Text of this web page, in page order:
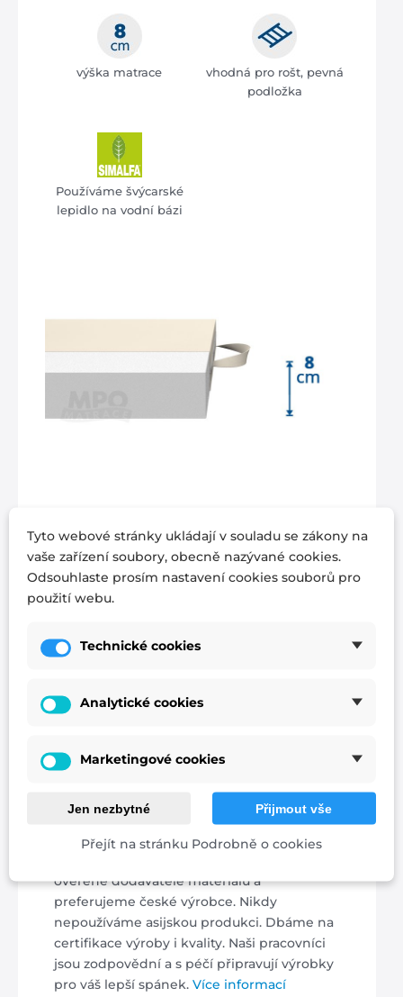
výška matrace
vhodná pro rošt, pevná
podložka
Používáme švýcarské
lepidlo na vodní bázi
hosty PRAKTIKA
Orientační výška matrace:8 cm (může se lišit
podle typu potahové látky)
Česká rodinná výroba
ověřené dodavatele materiálů a
preferujeme české výrobce. Nikdy
nepoužíváme asijskou produkci. Dbáme na
certifikace výroby i kvality. Naši pracovníci
jsou zodpovědní a s péčí připravují výrobky
pro váš lepší spánek. Více informací
Tyto webové stránky ukládají v souladu se zákony na
vaše zařízení soubory, obecně nazývané cookies.
Odsouhlaste prosím nastavení cookies souborů pro
použití webu.
Technické cookies
Analytické cookies
Marketingové cookies
Jen nezbytné Přijmout vše
Přejít na stránku Podrobně o cookies